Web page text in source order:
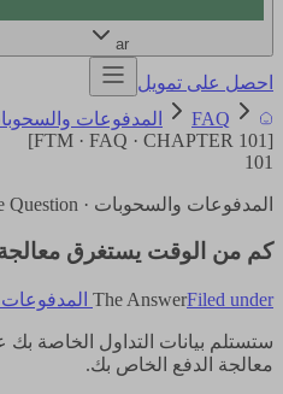
ar
احصل على تمويل
FAQ
المدفوعات
[
FTM · FAQ · CHAPTER 101
]
101
المدفوعات والسحوبات · The Question
كم من الوقت يستغرق
The AnswerFiled under
ستستلم بيانات التداول الخاصة
معالجة الدفع الخاص بك.